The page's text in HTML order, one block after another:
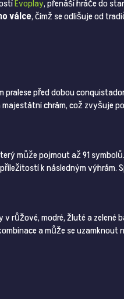
Evoplay, přenáší hráče do
válce, čímž se odlišuje od
pralese před dobou
chrám, což zvyšuje
může pojmout až 91
k následným
v růžové, modré, žluté a
a může se uzamknout